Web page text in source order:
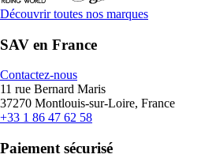
Découvrir toutes nos marques
SAV en France
Contactez-nous
11 rue Bernard Maris
37270 Montlouis-sur-Loire, France
+33 1 86 47 62 58
Paiement sécurisé